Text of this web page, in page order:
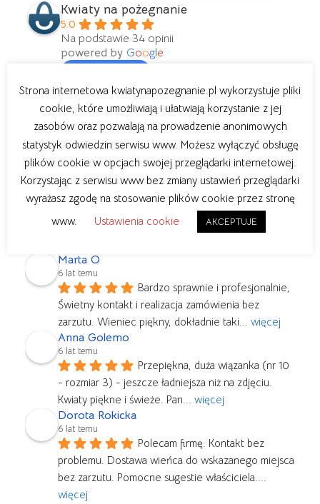
Kwiaty na pożegnanie
5.0
Na podstawie 34 opinii
powered by Google
Ewelina Dylewska
6 lat temu
Wspaniały wieniec, piękne
kwiaty... Super kontakt i zaangażowanie. Jak
najbardziej polecam!
Kasia Kosińska
6 lat temu
Przemiła i bardzo profesjonalna
obsługa, stały kontakt z klientem. Zamówienie bylo
Marta O
6 lat temu
Bardzo sprawnie i profesjonalnie,
Świetny kontakt i realizacja zamówienia bez
zarzutu. Wieniec piękny, dokładnie taki... więcej
Anna Golemo
6 lat temu
Przepiękna, duża wiązanka (nr 10
- rozmiar 3) - jeszcze ładniejsza niż na zdjęciu.
Kwiaty piękne i świeże. Pan... więcej
Dorota Rokicka
6 lat temu
Polecam firmę. Kontakt bez
problemu. Dostawa wieńca do wskazanego miejsca
bez zarzutu. Pomocne sugestie właściciela.
więcej
Strona internetowa kwiatynapozegnanie.pl wykorzystuje pliki
cookie, które umożliwiają i ułatwiają korzystanie z jej
zasobów oraz pozwalają na prowadzenie anonimowych
statystyk odwiedzin serwisu www. Możesz wyłączyć obsługę
plików cookie w opcjach swojej przeglądarki internetowej.
Korzystając z serwisu www bez zmiany ustawień przeglądarki
wyrażasz zgodę na stosowanie plików cookie przez stronę
www.
Ustawienia cookie AKCEPTUJE